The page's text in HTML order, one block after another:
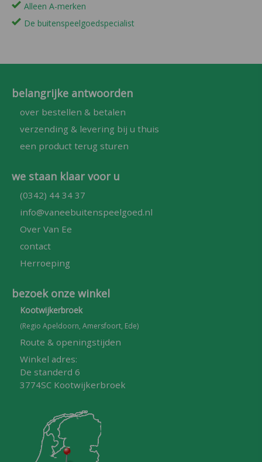
Alleen A-merken
De buitenspeelgoedspecialist
belangrijke antwoorden
over bestellen & betalen
verzending & levering bij u thuis
een product terug sturen
we staan klaar voor u
(0342) 44 34 37
info@vaneebuitenspeelgoed.nl
Over Van Ee
contact
Herroeping
bezoek onze winkel
Kootwijkerbroek
(Regio Apeldoorn, Amersfoort, Ede)
Route & openingstijden
Winkel adres:
De standerd 6
3774SC Kootwijkerbroek